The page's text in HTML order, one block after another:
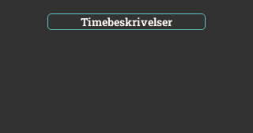
Timebeskrivelser